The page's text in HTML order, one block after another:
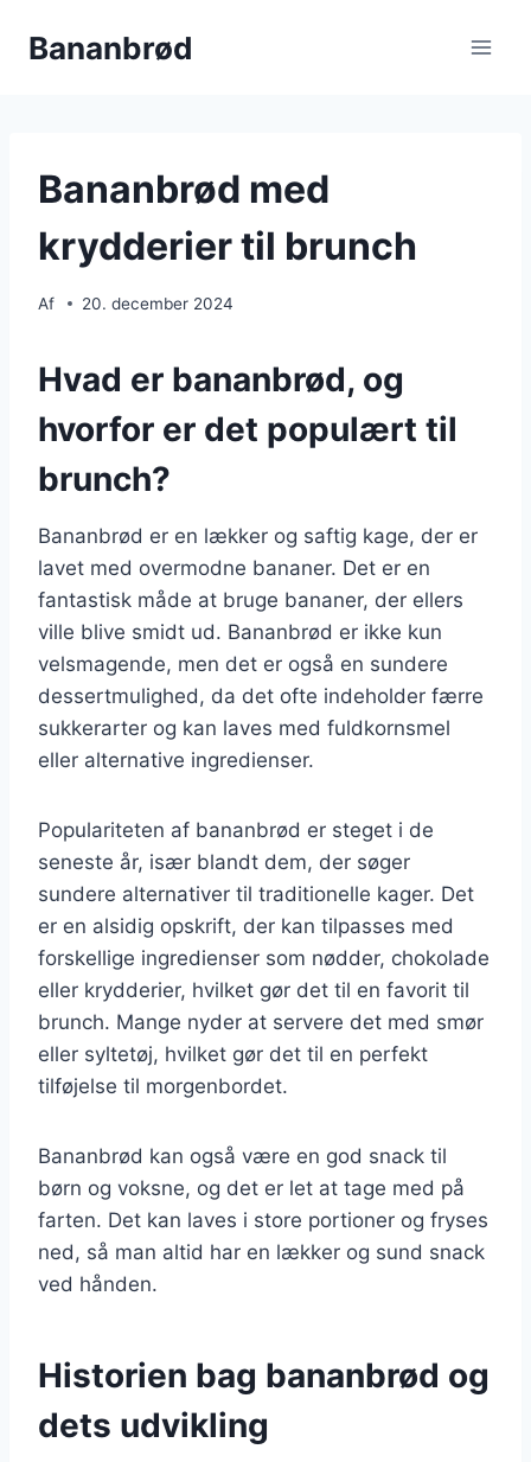
Bananbrød
Bananbrød med
krydderier til brunch
Af 20. december 2024
Hvad er bananbrød, og
hvorfor er det populært til
brunch?
Bananbrød er en lækker og saftig kage, der er
lavet med overmodne bananer. Det er en
fantastisk måde at bruge bananer, der ellers
ville blive smidt ud. Bananbrød er ikke kun
velsmagende, men det er også en sundere
dessertmulighed, da det ofte indeholder færre
sukkerarter og kan laves med fuldkornsmel
eller alternative ingredienser.
Populariteten af bananbrød er steget i de
seneste år, især blandt dem, der søger
sundere alternativer til traditionelle kager. Det
er en alsidig opskrift, der kan tilpasses med
forskellige ingredienser som nødder, chokolade
eller krydderier, hvilket gør det til en favorit til
brunch. Mange nyder at servere det med smør
eller syltetøj, hvilket gør det til en perfekt
tilføjelse til morgenbordet.
Bananbrød kan også være en god snack til
børn og voksne, og det er let at tage med på
farten. Det kan laves i store portioner og fryses
ned, så man altid har en lækker og sund snack
ved hånden.
Historien bag bananbrød og
dets udvikling